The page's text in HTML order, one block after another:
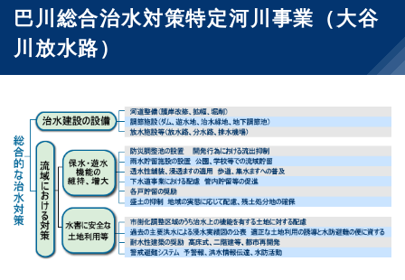
巴川総合治水対策特定河川事業（大谷
川放水路）